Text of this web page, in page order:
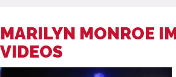
MARILYN MONROE
VIDEOS